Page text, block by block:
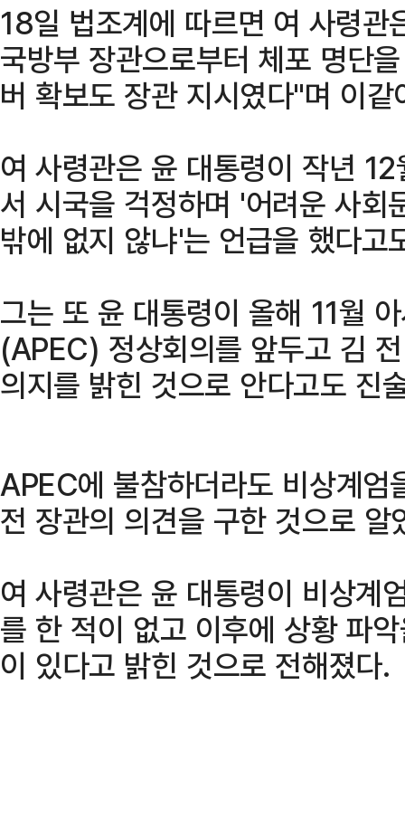
18일 법조계에 따르면 여 사령
국방부 장관으로부터 체포 명단
버 확보도 장관 지시였다"며 이
여 사령관은 윤 대통령이 작년
서 시국을 걱정하며 '어려운 사회
밖에 없지 않냐'는 언급을 했다고
그는 또 윤 대통령이 올해 11월
(APEC) 정상회의를 앞두고 김
의지를 밝힌 것으로 안다고도 진
APEC에 불참하더라도 비상계엄
전 장관의 의견을 구한 것으로 알
여 사령관은 윤 대통령이 비상계
를 한 적이 없고 이후에 상황 파
이 있다고 밝힌 것으로 전해졌다.